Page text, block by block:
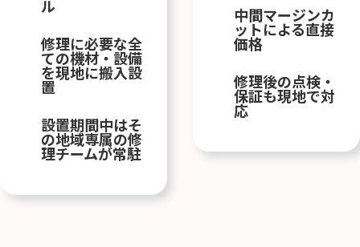
ル
修理に必要な全
ての機材・設備
を現地に搬入設
置
設置期間中はそ
の地域専属の修
理チームが常駐
中間マージンカ
ットによる直接
価格
修理後の点検・
保証も現地で対
応